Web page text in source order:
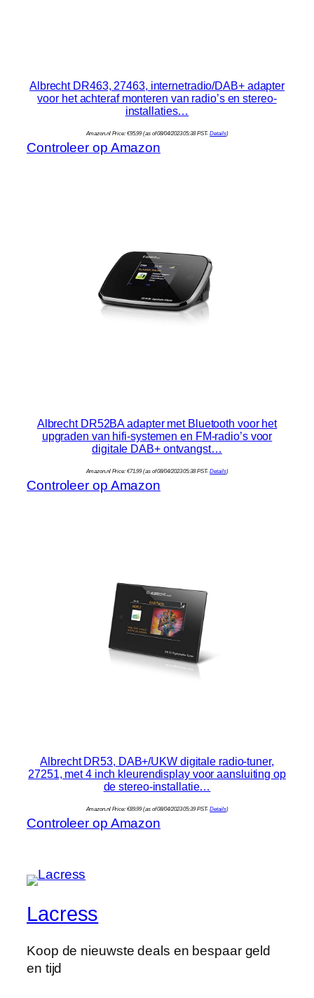
Albrecht DR463, 27463, internetradio/DAB+ adapter
voor het achteraf monteren van radio’s en stereo-
installaties…
Amazon.nl Price: €95.99(as of 08/04/2023 05:38 PST-Details)
Controleer op Amazon
Albrecht DR52BA adapter met Bluetooth voor het
upgraden van hifi-systemen en FM-radio’s voor
digitale DAB+ ontvangst…
Amazon.nl Price: €71.99(as of 08/04/2023 05:38 PST-Details)
Controleer op Amazon
Albrecht DR53, DAB+/UKW digitale radio-tuner,
27251, met 4 inch kleurendisplay voor aansluiting op
de stereo-installatie…
Amazon.nl Price: €89.99(as of 08/04/2023 05:39 PST-Details)
Controleer op Amazon
Lacress
Koop de nieuwste deals en bespaar geld
en tijd